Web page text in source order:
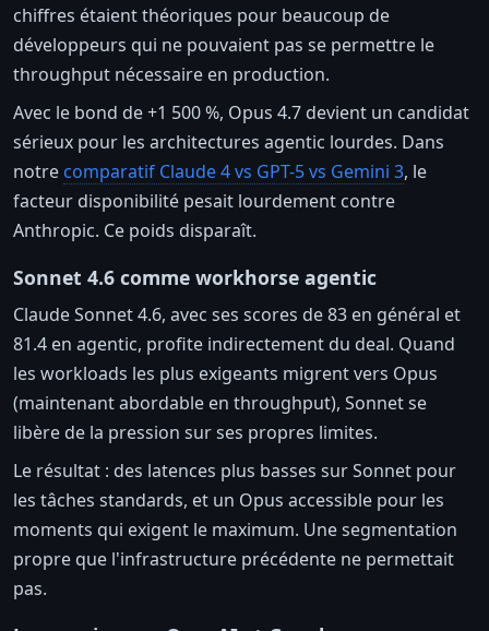
chiffres étaient théoriques pour beaucoup de
développeurs qui ne pouvaient pas se permettre le
throughput nécessaire en production.
Avec le bond de +1 500 %, Opus 4.7 devient un candidat
sérieux pour les architectures agentic lourdes. Dans
notre comparatif Claude 4 vs GPT-5 vs Gemini 3, le
facteur disponibilité pesait lourdement contre
Anthropic. Ce poids disparaît.
Sonnet 4.6 comme workhorse agentic
Claude Sonnet 4.6, avec ses scores de 83 en général et
81.4 en agentic, profite indirectement du deal. Quand
les workloads les plus exigeants migrent vers Opus
(maintenant abordable en throughput), Sonnet se
libère de la pression sur ses propres limites.
Le résultat : des latences plus basses sur Sonnet pour
les tâches standards, et un Opus accessible pour les
moments qui exigent le maximum. Une segmentation
propre que l'infrastructure précédente ne permettait
pas.